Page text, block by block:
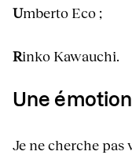
Umberto Eco ;
Rinko Kawauchi.
Une
Je ne cherche